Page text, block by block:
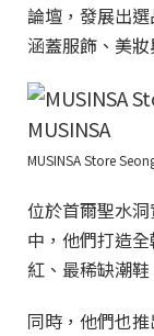
論壇，發展出
涵蓋服飾、美
MUSINSA Store
位於首爾聖水
中，他們打造
紅、最稀缺潮
同時，他們也